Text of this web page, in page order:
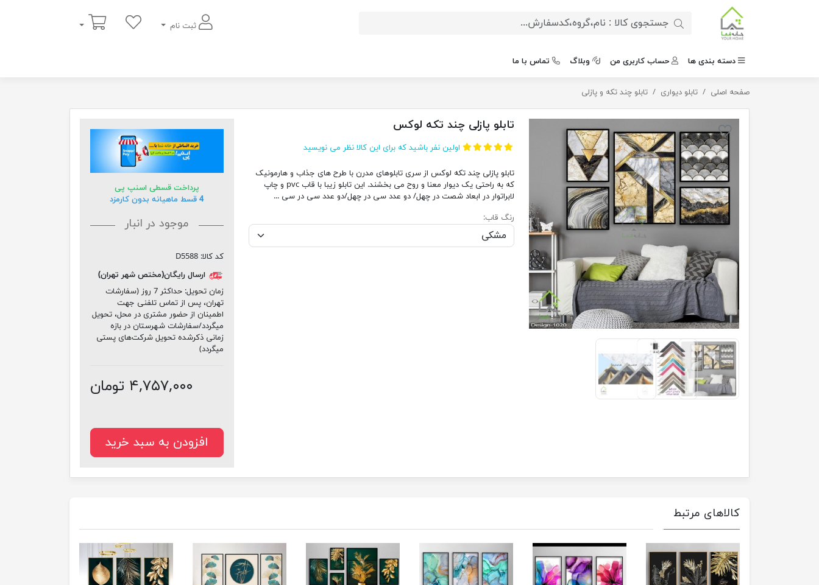
ثبت نام
سبد خرید
دسته بندی ها حساب کاربری من وبلاگ تماس با ما
صفحه اصلی تابلو دیواری تابلو چند تکه و پازلی تابلو پازلی چند تکه لوکس
تابلو پازلی چند تکه لوکس
اولین نفر باشید که برای این کالا نظر می نویسید
تابلو پازلی چند تکه لوکس از سری تابلوهای مدرن با طرح های جذاب و هارمونیک
که به راحتی یک دیوار معنا و روح می بخشند. این تابلو زیبا با قاب pvc و چاپ
لابراتوار در ابعاد شصت در چهل/ دو عدد سی در چهل/دو عدد سی در سی ...
رنگ قاب:
پرداخت قسطی اسنپ پی
4 قسط ماهیانه بدون کارمزد
موجود در انبار
کد کالا: D5588
ارسال رایگان(مختص شهر تهران)
زمان تحویل:
حداکثر 7 روز (سفارشات
تهران، پس از تماس تلفنی جهت
اطمینان از حضور مشتری در محل، تحویل
میگردد/سفارشات شهرستان در بازه
زمانی ذکرشده تحویل شرکت‌های پستی
میگردد)
۴,۷۵۷,۰۰۰ تومان
افزودن به سبد خرید
کالاهای مرتبط